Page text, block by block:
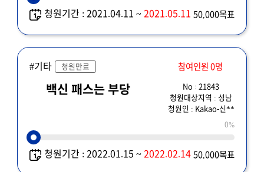
청원기간 : 2021.04.11 ~2021.05.11 50,000목표
#기타 청원만료 참여인원 0명
백신 패스는 부당
No : 21843
청원대상지역 : 성남
청원인 : Kakao-신**
0%
청원기간 : 2022.01.15 ~2022.02.14 50,000목표